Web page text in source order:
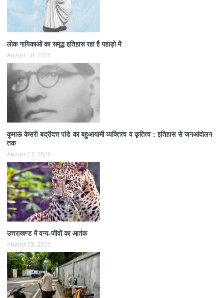
लोक गायिकाओं का समृद्ध इतिहास रहा है पहाड़ो में
August 10, 2026
कुमाऊं केसरी बद्रीदत्त पांडे का बहुआयामी व्यक्तित्व व कृतित्व : इतिहास से जनआंदोलन
तक
August 07, 2026
उत्तराखण्ड में वन्य-जीवों का आतंक
August 03, 2026